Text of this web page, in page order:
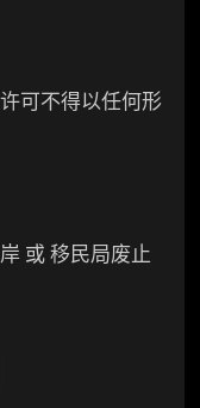
可不得以任何形
或 移民局废止